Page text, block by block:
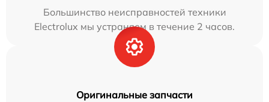
Большинство неисправностей техники
Electrolux мы устраняем в течение 2 часов.
Оригинальные запчасти